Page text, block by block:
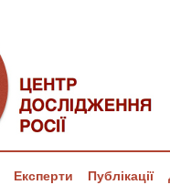
Експерти Публікації